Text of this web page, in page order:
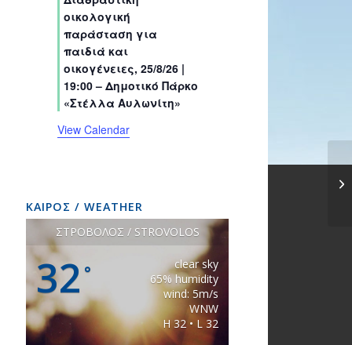
sssss
t
s
t
s
t
s
t
s
t
s
t
s
οικολογική
παράσταση για
παιδιά και
οικογένειες, 25/8/26 |
19:00 – Δημοτικό Πάρκο
«Στέλλα Αυλωνίτη»
View Calendar
ΚΑΙΡΟΣ / WEATHER
ΣΤΡΟΒΟΛΟΣ / STROVOLOS
32 °
clear sky
65% humidity
wind: 5m/s
WNW
H 32 • L 32